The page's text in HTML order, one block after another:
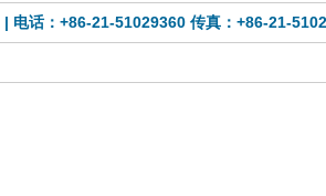
| 电话：+86-21-51029360 传真：+86-21-